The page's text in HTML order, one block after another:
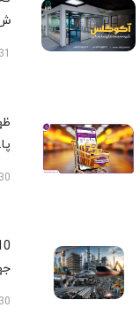
پا...
30 تیر 1405
30 تیر 1405